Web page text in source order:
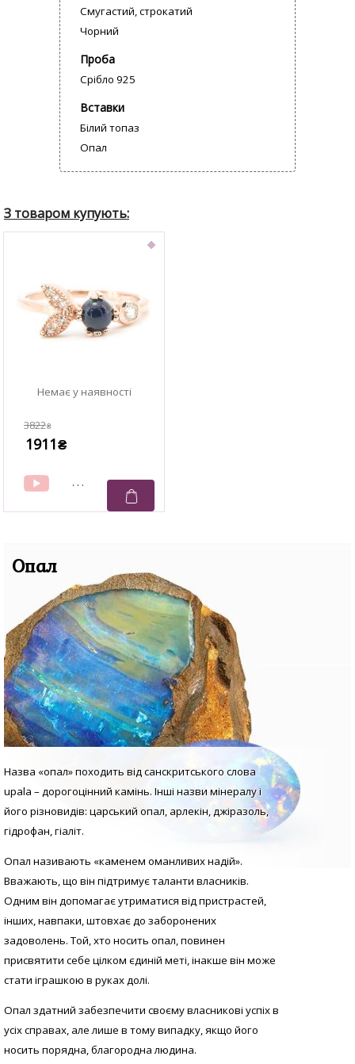
Смугастий, строкатий
Чорний
Проба
Срібло 925
Вставки
Білий топаз
Опал
3822₴
1911₴
Опал
Назва «опал» походить від санскритського слова
upala – дорогоцінний камінь. Інші назви мінералу і
його різновидів: царський опал, арлекін, джіразоль,
гідрофан, гіаліт.
Опал називають «каменем оманливих надій».
Вважають, що він підтримує таланти власників.
Одним він допомагає утриматися від пристрастей,
інших, навпаки, штовхає до заборонених
задоволень. Той, хто носить опал, повинен
присвятити себе цілком єдиній меті, інакше він може
стати іграшкою в руках долі.
Опал здатний забезпечити своєму власникові успіх в
усіх справах, але лише в тому випадку, якщо його
носить порядна, благородна людина.